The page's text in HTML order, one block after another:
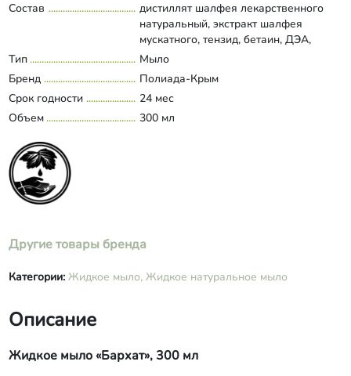
Состав
дистиллят шалфея лекарственного
натуральный, экстракт шалфея
мускатного, тензид, бетаин, ДЭА,
масло косметическое миндальное
натуральное, масло эфирное
грейпфрута натуральное, масло
эфирное герани натуральное, масло
эфирное иланг-иланга натуральное,
Развернуть состав
Тип
Мыло
Бренд
Полиада-Крым
Срок годности
24 мес
Объем
300 мл
Другие товары бренда
Категории: Жидкое мыло, Жидкое натуральное мыло
Описание
Жидкое мыло «Бархат», 300 мл